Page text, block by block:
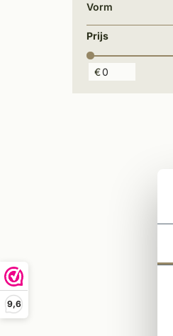
9,6
Vorm
Prijs
€